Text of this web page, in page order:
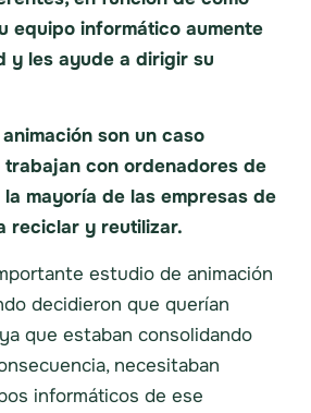
equipo informático aumente
y les ayude a dirigir su
son un caso
con ordenadores de
mayoría de las empresas de
reciclar y reutilizar.
estudio de animación
decidieron que querían
que estaban consolidando
necesitaban
informáticos de ese